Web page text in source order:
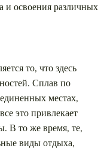
и освоения различных
то, что здесь
Сплав по
местах,
это привлекает
В то же время, те,
виды отдыха,